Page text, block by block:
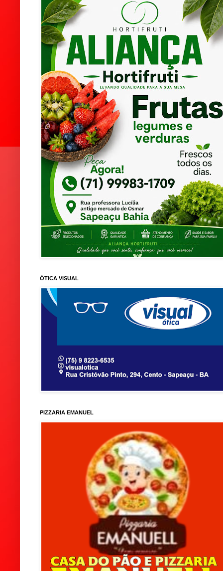
ÓTICA VISUAL
PIZZARIA EMANUEL